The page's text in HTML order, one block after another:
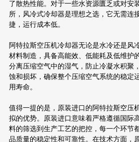
了散热性能。对于一些水资源匮乏或对安
所，风冷式冷却器是理想之选，它无需连
捷，运行成本低。
阿特拉斯空压机冷却器无论是水冷还是风
材料制造，具备高能效、低能耗及低维护
分离压缩空气中的湿气，防止冷凝水积聚
蚀和损坏，确保整个压缩空气系统的稳定
用寿命。
值得一提的是，原装进口的阿特拉斯空压
拟的优势。原装进口意味着严格遵循国际
料的筛选到生产工艺的把控，每一个环节
品质量的稳定性和可靠性。在技术方面，